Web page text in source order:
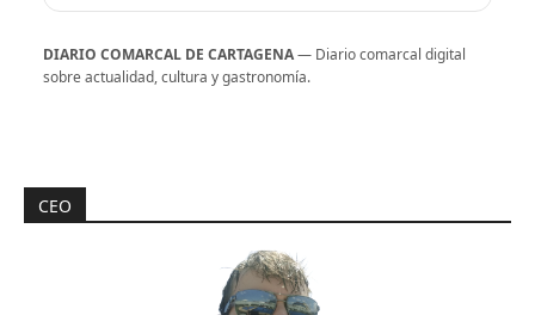
DIARIO COMARCAL DE CARTAGENA— Diario comarcal digital
sobre actualidad, cultura y gastronomía.
CEO